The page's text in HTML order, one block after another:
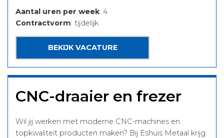
Aantal uren per week: 4
Contractvorm: tijdelijk
BEKIJK VACATURE
CNC-draaier en frezer
Wil jij werken met moderne CNC-machines en
topkwaliteit producten maken? Bij Eshuis Metaal krijg